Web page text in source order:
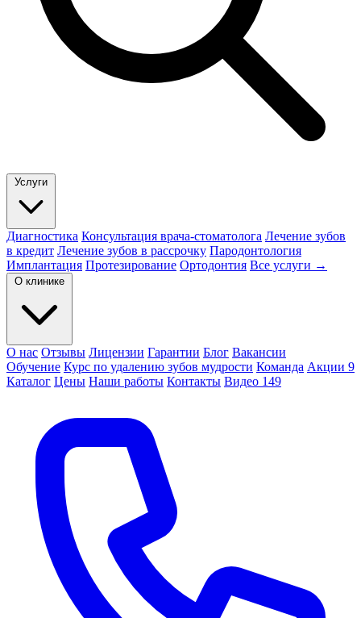
Услуги
Диагностика Консультация врача-стоматолога Лечение зубов
в кредит Лечение зубов в рассрочку Пародонтология
Имплантация Протезирование Ортодонтия Все услуги →
О клинике
О нас Отзывы Лицензии Гарантии Блог Вакансии
Обучение Курс по удалению зубов мудрости Команда Акции 9
Каталог Цены Наши работы Контакты Видео 149